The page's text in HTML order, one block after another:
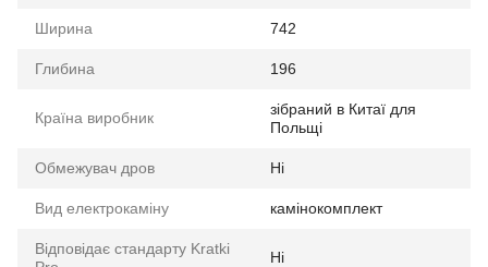
Ширина 742
Глибина 196
Країна виробник
зібраний в Китаї для
Польщі
Обмежувач дров Ні
Вид електрокаміну камінокомплект
Відповідає стандарту Kratki
Ні